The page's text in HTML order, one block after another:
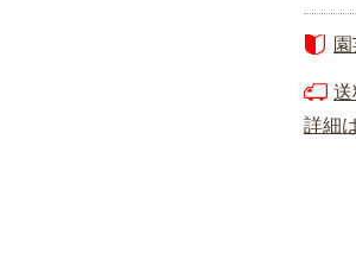
詳細
送